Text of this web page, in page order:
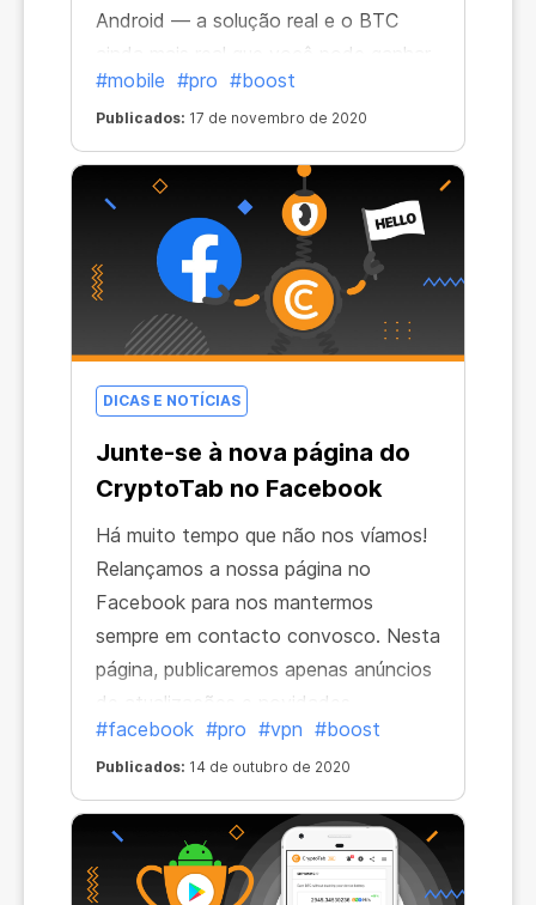
Android ― a solução real e o BTC
ainda mais real que você pode ganhar
com ela. Você não só aproveitará uma
mineração de onde você quiser, como
também terá a experiência de
navegação definitiva e mais lucro!
Estamos constantemente atualizando
e melhorando o produto, então é
garantido de você estar
acompanhando as tecnologias mais
avançadas.
#mobile #pro #boost
Publicados: 17 de novembro de 2020
DICAS E NOTÍCIAS
Junte-se à nova página do
CryptoTab no Facebook
Há muito tempo que não nos víamos!
Relançamos a nossa página no
Facebook para nos mantermos
sempre em contacto convosco. Nesta
página, publicaremos apenas anúncios
de atualizações e novidades
importantes da linha de produtos
Cryptotab. Subscrevam e sejam os
primeiros a saber de tudo!
#facebook #pro #vpn #boost
Publicados: 14 de outubro de 2020